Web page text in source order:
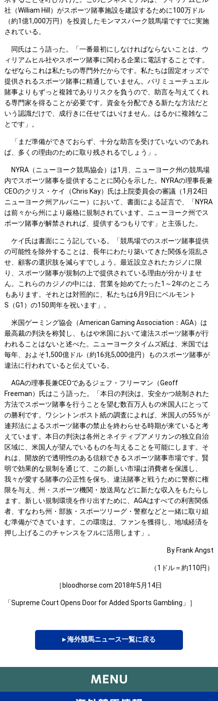
社（William Hill）がスポーツ賭事施設を建設するために100万ドル
（約1億1,000万円）を投資したモンマスパーク競馬場ですでに実施
されている。
同氏はこう語った。「一番最初にしなければならないことは、ウ
ィリアムヒル社やスポーツ賭事に関わる企業に電話することです。
なぜならこれは私たちの専門外だからです。私たちは固定オッズで
提供されるスポーツ賭事に精通していません。パリミューチュエル
賭事よりもずっと複雑でありリスクを負うので、助言を与えてくれ
る専門家を得ることが必要です。資金を分配できる新たな方法だと
いう認識だけで、成行きに任せてはいけません。はるかに複雑なこ
とです」。
「まだ準備ができておらず、十分な助言を受けていないのであれ
ば、多くの理由のために取り残されるでしょう」。
NYRA（ニューヨーク競馬協会）は1月、ニューヨーク州の競馬場
内でスポーツ賭事を提供することに関心を示した。NYRAの理事長兼
CEOのクリス・ケイ（Chris Kay）氏は上院委員会の審議（1月24日
ニューヨーク州アルバニー）において、書面による証言で、「NYRA
は前々から州により厳格に規制されています。ニューヨーク州でス
ポーツ賭事が解禁されれば、提供するつもりです」と主張した。
ケイ氏は書面にこう記している。「競馬場でのスポーツ賭事提供
の可能性を除外することは、長年にわたり築いてきた関係を混乱さ
せ、顧客の選択肢を減らすでしょう。最近設立されたカジノに限
り、スポーツ賭事が規制の上で提供されている理由が分かりませ
ん。これらのカジノの中には、営業を始めてたった1～2年のところ
もあります。それとは対照的に、私たちは6月9日にベルモント
S（G1）の150周年を祝います」。
米国ゲーミング協会（American Gaming Association：AGA）は
最高裁の判決を称賛し、もはや米国において違法スポーツ賭事が行
われることはないと述べた。ニューヨークタイムズ紙は、米国では
毎年、およそ1,500億ドル（約16兆5,000億円）ものスポーツ賭事が
違法に行われていると伝えている。
AGAの理事長兼CEOであるジェフ・フリーマン（Geoff
Freeman）氏はこう語った。「本日の判決は、安全かつ統制された
方法でスポーツ賭事を行うことを望む数百万人もの米国人にとって
の勝利です。ワシントンポスト紙の調査によれば、米国人の55％が
連邦法によるスポーツ賭事の禁止を終わらせる時期が来ていると考
えています。本日の判決は各州とネイティブアメリカンの独立自治
区域に、米国人が望んでいるものを与えることを可能にします。そ
れは、開放的で透明性のある信頼できるスポーツ賭事市場です。賢
明で効果的な規制を通じて、この新しい市場は消費者を保護し、
我々が愛する賭事の公正性を保ち、違法賭事と戦うために警察に権
限を与え、州・スポーツ機関・放送局などに新たな収入をもたらし
ます。新しい規制環境を作り出すために、AGAはすべての利害関係
者、すなわち州・部族・スポーツリーグ・警察などと一緒に取り組
む準備ができています。この環境は、ファンを獲得し、地域経済を
押し上げるこのチャンスをフルに活用します」。
By Frank Angst
（1ドル＝約110円）
［bloodhorse.com 2018年5月14日
「Supreme Court Opens Door for Added Sports Gambling」］
▸ 海外競馬ニュース一覧に戻る